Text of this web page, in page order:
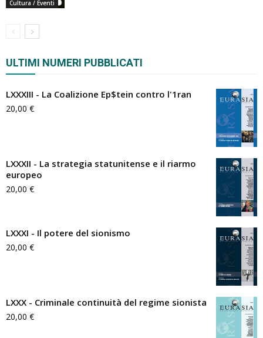
Cultura / Eventi
ULTIMI NUMERI PUBBLICATI
LXXXIII - La Coalizione Ep$tein contro l'1ran
20,00 €
LXXXII - La strategia statunitense e il riarmo
europeo
20,00 €
LXXXI - Il potere del sionismo
20,00 €
LXXX - Criminale continuità del regime sionista
20,00 €